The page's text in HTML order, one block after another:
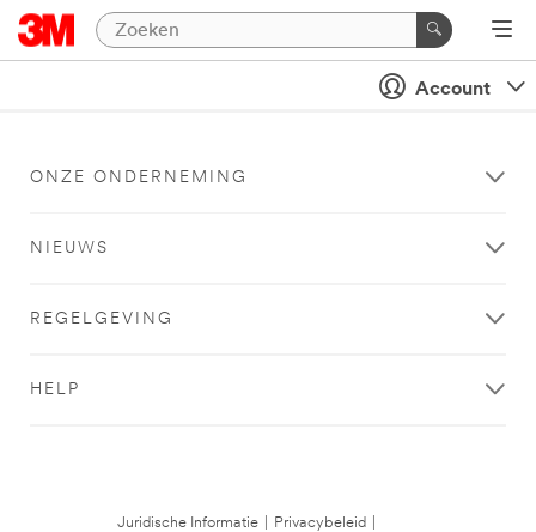
Account
ONZE ONDERNEMING
NIEUWS
REGELGEVING
HELP
Juridische Informatie Privacybeleid